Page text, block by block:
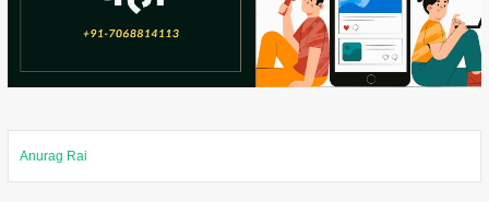
Anurag Rai